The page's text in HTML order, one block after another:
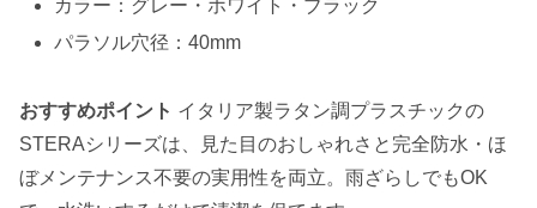
カラー：グレー・ホワイト・ブラック
パラソル穴径：40mm
おすすめポイント イタリア製ラタン調プラスチックの
STERAシリーズは、見た目のおしゃれさと完全防水・ほ
ぼメンテナンス不要の実用性を両立。雨ざらしでもOK